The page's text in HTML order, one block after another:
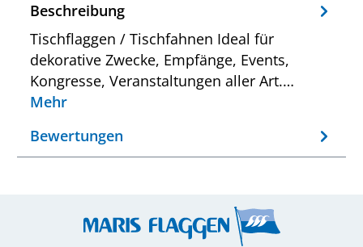
Beschreibung
Tischflaggen / Tischfahnen Ideal für
dekorative Zwecke, Empfänge, Events,
Kongresse, Veranstaltungen aller Art.…
Mehr
Bewertungen